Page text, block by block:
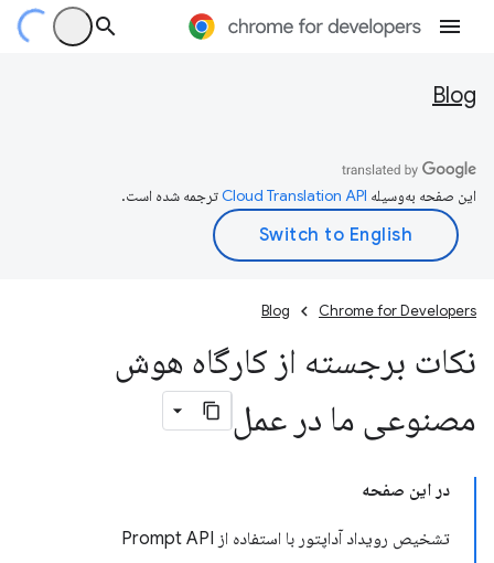
Blog
این صفحه به‌وسیله ترجمه شده است.
Chrome for Developers
Blog
نکات برجسته از کارگاه هوش
مصنوعی ما در عمل
در این صفحه
تشخیص رویداد آداپتور با استفاده از Prompt API